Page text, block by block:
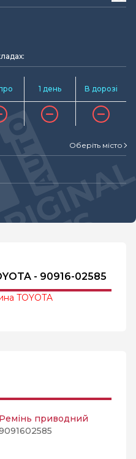
1 день В дорозі
Оберіть місто
- 90916-02585
TOYOTA
Ремінь приводний